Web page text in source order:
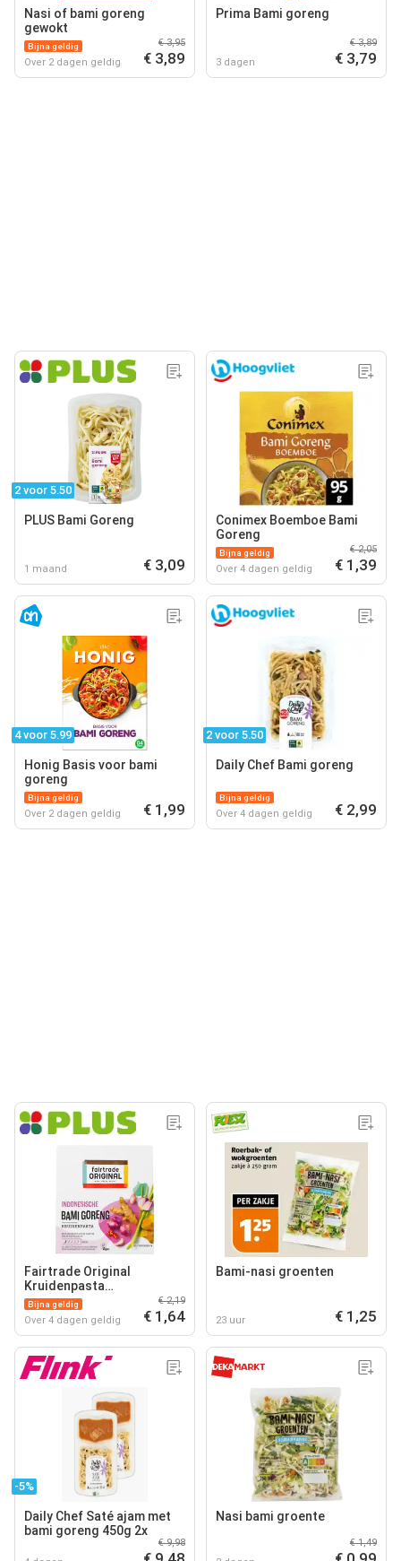
Nasi of bami goreng
gewokt
Bijna geldig
Over 2 dagen geldig
€ 3,95
€ 3,89
Prima Bami goreng
3 dagen
€ 3,89
€ 3,79
2 voor 5.50
PLUS Bami Goreng
1 maand € 3,09
Conimex Boemboe Bami
Goreng
Bijna geldig
Over 4 dagen geldig
€ 2,05
€ 1,39
4 voor 5.99
Honig Basis voor bami
goreng
Bijna geldig
Over 2 dagen geldig € 1,99
2 voor 5.50
Daily Chef Bami goreng
Bijna geldig
Over 4 dagen geldig € 2,99
Fairtrade Original
Kruidenpasta
Indonesische Bami Goreng
Bijna geldig
Over 4 dagen geldig
€ 2,19
€ 1,64
Bami-nasi groenten
23 uur € 1,25
-5%
Daily Chef Saté ajam met
bami goreng 450g 2x
€ 9,98
Nasi bami groente
€ 1,49